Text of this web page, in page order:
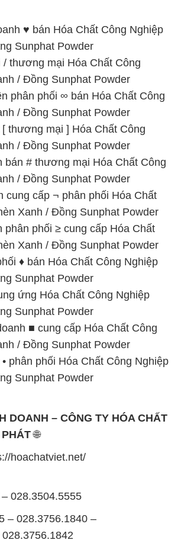
/ Đồng Sunphat Powder
phân phối ∞ bán Hóa Chất Công
/ Đồng Sunphat Powder
thương mại ] Hóa Chất Công
/ Đồng Sunphat Powder
# thương mại Hóa Chất Công
/ Đồng Sunphat Powder
cung cấp ¬ phân phối Hóa Chất
Xanh / Đồng Sunphat Powder
phân phối ≥ cung cấp Hóa Chất
Xanh / Đồng Sunphat Powder
♦ bán Hóa Chất Công Nghiệp
Sunphat Powder
ứng Hóa Chất Công Nghiệp
Sunphat Powder
■ cung cấp Hóa Chất Công
/ Đồng Sunphat Powder
phân phối Hóa Chất Công Nghiệp
Sunphat Powder
DOANH – CÔNG TY HÓA CHẤT
🌐
hoachatviet.net/
028.3504.5555